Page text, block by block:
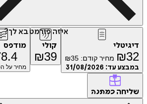
איזה פורמט בא לך?
דיגיטלי
₪32 מחיר קודם: ₪35
במבצע עד: 31/08/2026
קולי
₪39
מודפס
מחיר על
שליחה כמתנה